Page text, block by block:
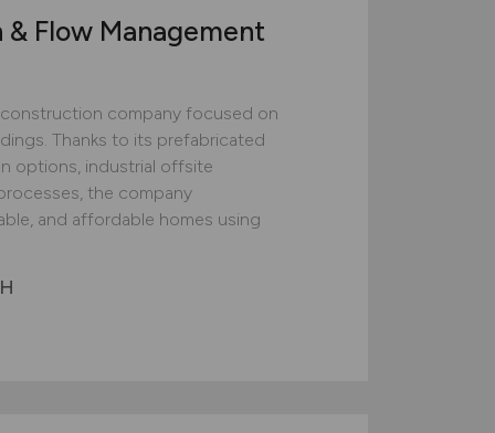
Flow Management
company focused on
Thanks to its prefabricated
options, industrial offsite
the company
and affordable homes using